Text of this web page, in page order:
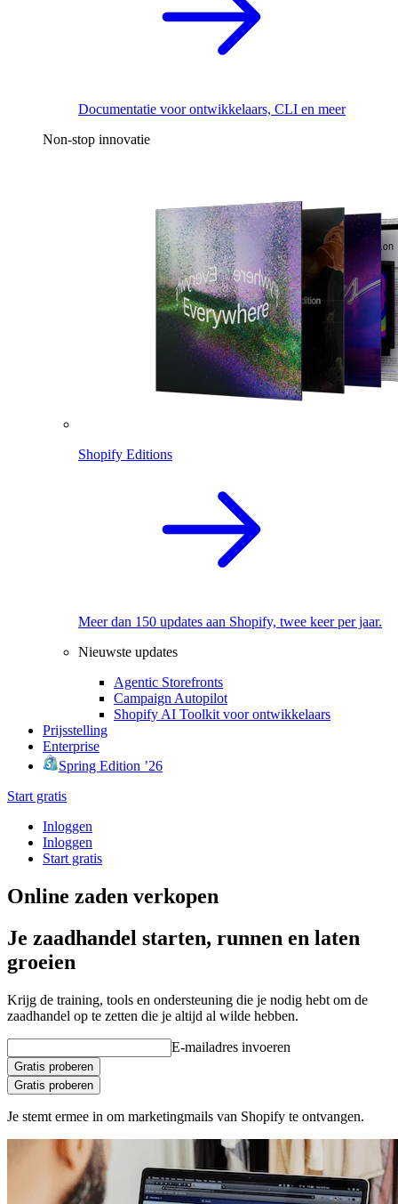
Documentatie voor ontwikkelaars, CLI en meer
Non-stop innovatie
Shopify Editions
Meer dan 150 updates aan Shopify, twee keer per jaar.
Nieuwste updates
Agentic Storefronts
Campaign Autopilot
Shopify AI Toolkit voor ontwikkelaars
Prijsstelling
Enterprise
Spring Edition ’26
Start gratis
Inloggen
Inloggen
Start gratis
Online zaden verkopen
Je zaadhandel starten, runnen en laten
groeien
Krijg de training, tools en ondersteuning die je nodig hebt om de
zaadhandel op te zetten die je altijd al wilde hebben.
E-mailadres invoeren
Gratis proberen
Gratis proberen
Je stemt ermee in om marketingmails van Shopify te ontvangen.